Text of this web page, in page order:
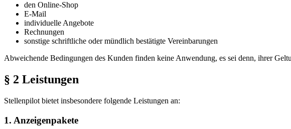
den Online-Shop
E-Mail
individuelle Angebote
Rechnungen
sonstige schriftliche oder mündlich bestätigte Vereinbarungen
Abweichende Bedingungen des Kunden finden keine Anwendung, es sei denn, ihrer
§ 2 Leistungen
Stellenpilot bietet insbesondere folgende Leistungen an:
1. Anzeigenpakete